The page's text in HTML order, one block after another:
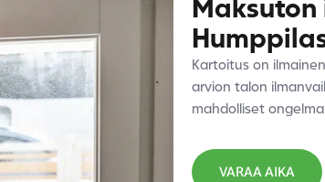
Kartoitus on
arvion talon
mahdolliset
VARAA AIKA